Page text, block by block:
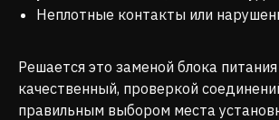
Неплотные контакты или
Решается это заменой блока
качественный, проверкой
правильным выбором места